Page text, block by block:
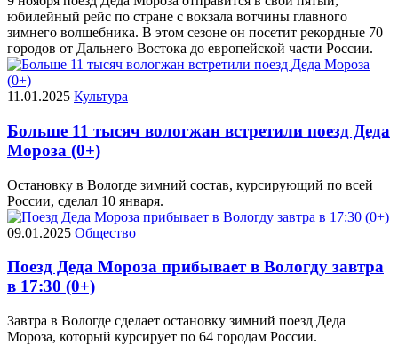
юбилейный рейс по стране с вокзала вотчины главного
зимнего волшебника. В этом сезоне он посетит рекордные 70
городов от Дальнего Востока до европейской части России.
11.01.2025 Культура
Больше 11 тысяч вологжан встретили поезд Деда
Мороза (0+)
Остановку в Вологде зимний состав, курсирующий по всей
России, сделал 10 января.
09.01.2025 Общество
Поезд Деда Мороза прибывает в Вологду завтра
в 17:30 (0+)
Завтра в Вологде сделает остановку зимний поезд Деда
Мороза, который курсирует по 64 городам России.